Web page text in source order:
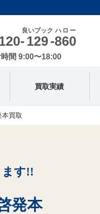
129
良いブック
-860
ハロー
間 9:00〜18:00
買取実績
買取
す!!
発本